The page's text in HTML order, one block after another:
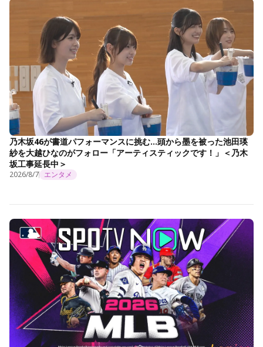
乃木坂46が書道パフォーマンスに挑む…頭から墨を被った池田瑛
紗を大越ひなのがフォロー「アーティスティックです！」＜乃木
坂工事延長中＞
2026/8/7 エンタメ